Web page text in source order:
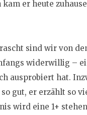
er heute
sind wir von
widerwillig –
ausprobiert hat.
gut, er erzählt so
wird eine 1+